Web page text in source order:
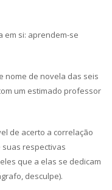
em si: aprendem-se
nome de novela das seis
um estimado professor
de acerto a correlação
respectivas
que a elas se dedicam
desculpe).